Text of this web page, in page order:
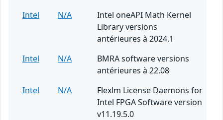
Intel
N/A
Intel oneAPI Math Kernel
Library versions
antérieures à 2024.1
Intel
N/A
BMRA software versions
antérieures à 22.08
Intel
N/A
Flexlm License Daemons for
Intel FPGA Software version
v11.19.5.0